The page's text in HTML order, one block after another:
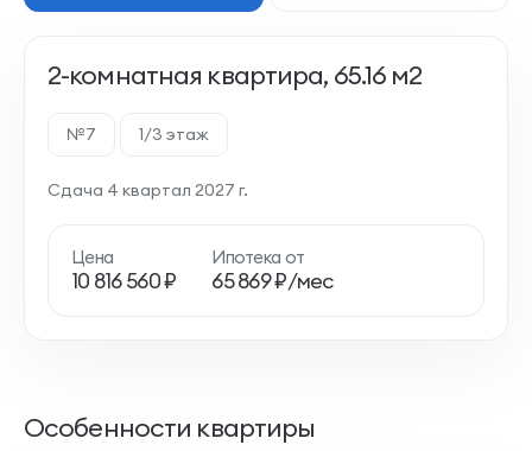
2-комнатная квартира, 65.16 м2
№7 1/3 этаж
Сдача 4 квартал 2027 г.
Цена
10 816 560 ₽
Ипотека от
65 869 ₽/мес
Особенности квартиры